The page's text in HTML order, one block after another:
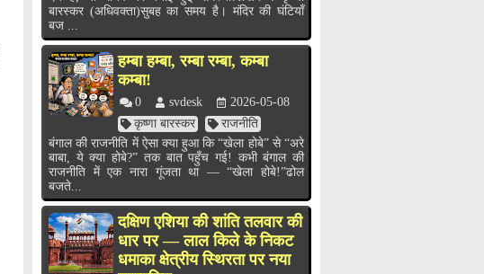
बारस्कर (अधिवक्ता)सुबह का समय है। मंदिर की घंटियाँ
बज ...
हम्बा हम्बा, रम्बा रम्बा, कम्बा
कम्बा!
0 svdesk
2026-05-08
कृष्णा बारस्कर
राजनीति
बंगाल की राजनीति में ऐसा क्या हुआ कि “खेला होबे” से “अरे
बाबा, ये क्या होबे?” तक बात पहुँच गई! कभी बंगाल की
राजनीति में एक नारा गूंजता था — “खेला होबे!”ढोल
बजते...
दक्षिण एशिया की शांति तलवार की
धार पर — लाल किले के निकट
धमाका क्षेत्रीय स्थिरता पर नया